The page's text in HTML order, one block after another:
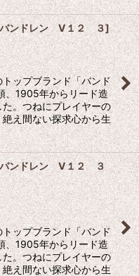
バンドレン V１２ ３]
ップブランド「バンド
、1905年からリード造
。つねにプレイヤーの
え間ない探求心から生
バンドレン V１２ ３
ップブランド「バンド
、1905年からリード造
。つねにプレイヤーの
え間ない探求心から生